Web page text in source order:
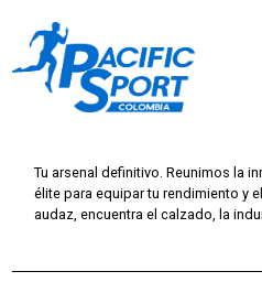
Tu arsenal definitivo. Reunimos la
élite para equipar tu rendimiento y
audaz, encuentra el calzado, la